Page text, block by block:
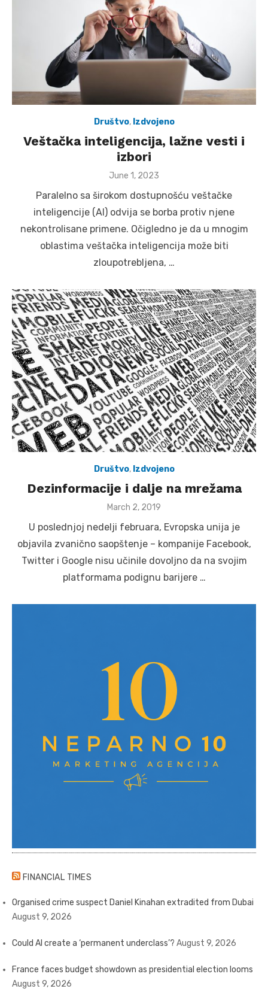
Društvo, Izdvojeno
Veštačka inteligencija, lažne vesti i
izbori
Posted
June 1, 2023
Paralelno sa širokom dostupnošću veštačke
inteligencije (AI) odvija se borba protiv njene
nekontrolisane primene. Očigledno je da u mnogim
oblastima veštačka inteligencija može biti
zloupotrebljena, …
Društvo, Izdvojeno
Dezinformacije i dalje na mrežama
Posted
March 2, 2019
U poslednjoj nedelji februara, Evropska unija je
objavila zvanično saopštenje – kompanije Facebook,
Twitter i Google nisu učinile dovoljno da na svojim
platformama podignu barijere …
FINANCIAL TIMES
Organised crime suspect Daniel Kinahan extradited from Dubai
August 9, 2026
Could AI create a ‘permanent underclass’? August 9, 2026
France faces budget showdown as presidential election looms
August 9, 2026